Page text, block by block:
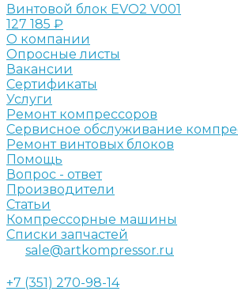
Винтовой блок EVO2 V001
127 185 ₽
О компании
Опросные листы
Вакансии
Сертификаты
Услуги
Ремонт компрессоров
Сервисное обслуживание
Ремонт винтовых блоков
Помощь
Вопрос - ответ
Производители
Статьи
Компрессорные машины
Списки запчастей
sale@artkompressor.ru
+7 (351) 270-98-14